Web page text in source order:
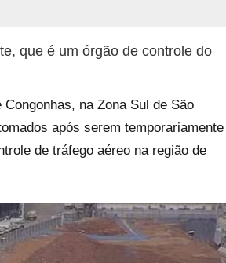
que é um órgão de controle do
na Zona Sul de São
após serem temporariamente
de tráfego aéreo na região de